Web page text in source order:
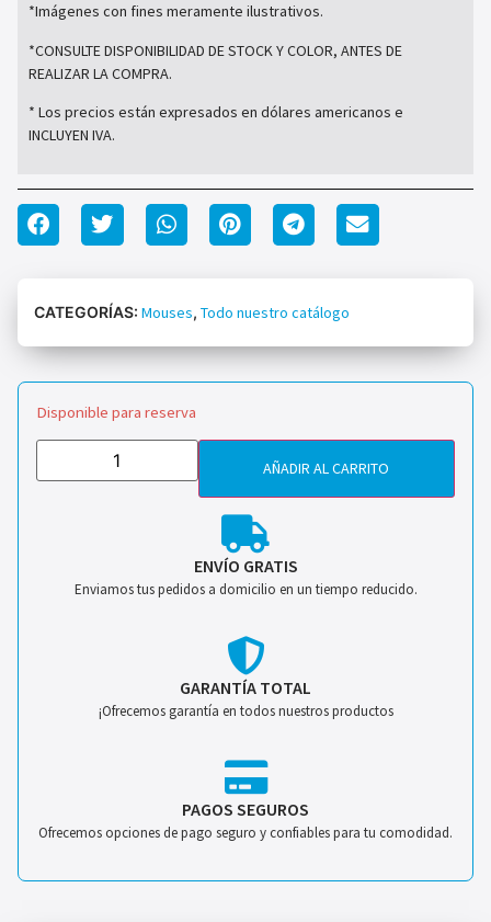
*Imágenes con fines meramente ilustrativos.
*CONSULTE DISPONIBILIDAD DE STOCK Y COLOR, ANTES DE
REALIZAR LA COMPRA.
* Los precios están expresados en dólares americanos e
INCLUYEN IVA.
CATEGORÍAS: Mouses, Todo nuestro catálogo
Disponible para reserva
AÑADIR AL CARRITO
ENVÍO GRATIS
Enviamos tus pedidos a domicilio en un tiempo reducido.
GARANTÍA TOTAL
¡Ofrecemos garantía en todos nuestros productos
PAGOS SEGUROS
Ofrecemos opciones de pago seguro y confiables para tu comodidad.